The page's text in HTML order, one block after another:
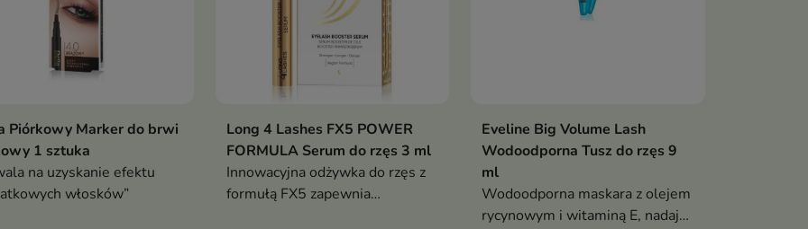
Dodaj do koszyka
Piórkowy Marker do brwi
1 sztuka
na uzyskanie efektu
włosków”
Dodaj do koszyka
Long 4 Lashes FX5 POWER
FORMULA Serum do rzęs 3 ml
Innowacyjna odżywka do rzęs z
formułą FX5 zapewnia
 Dodaj do koszyka
Eveline Big Volume Lash
Wodoodporna Tusz do rzęs 9
ml
Wodoodporna maskara z olejem
rycynowym i witaminą E, nadaje